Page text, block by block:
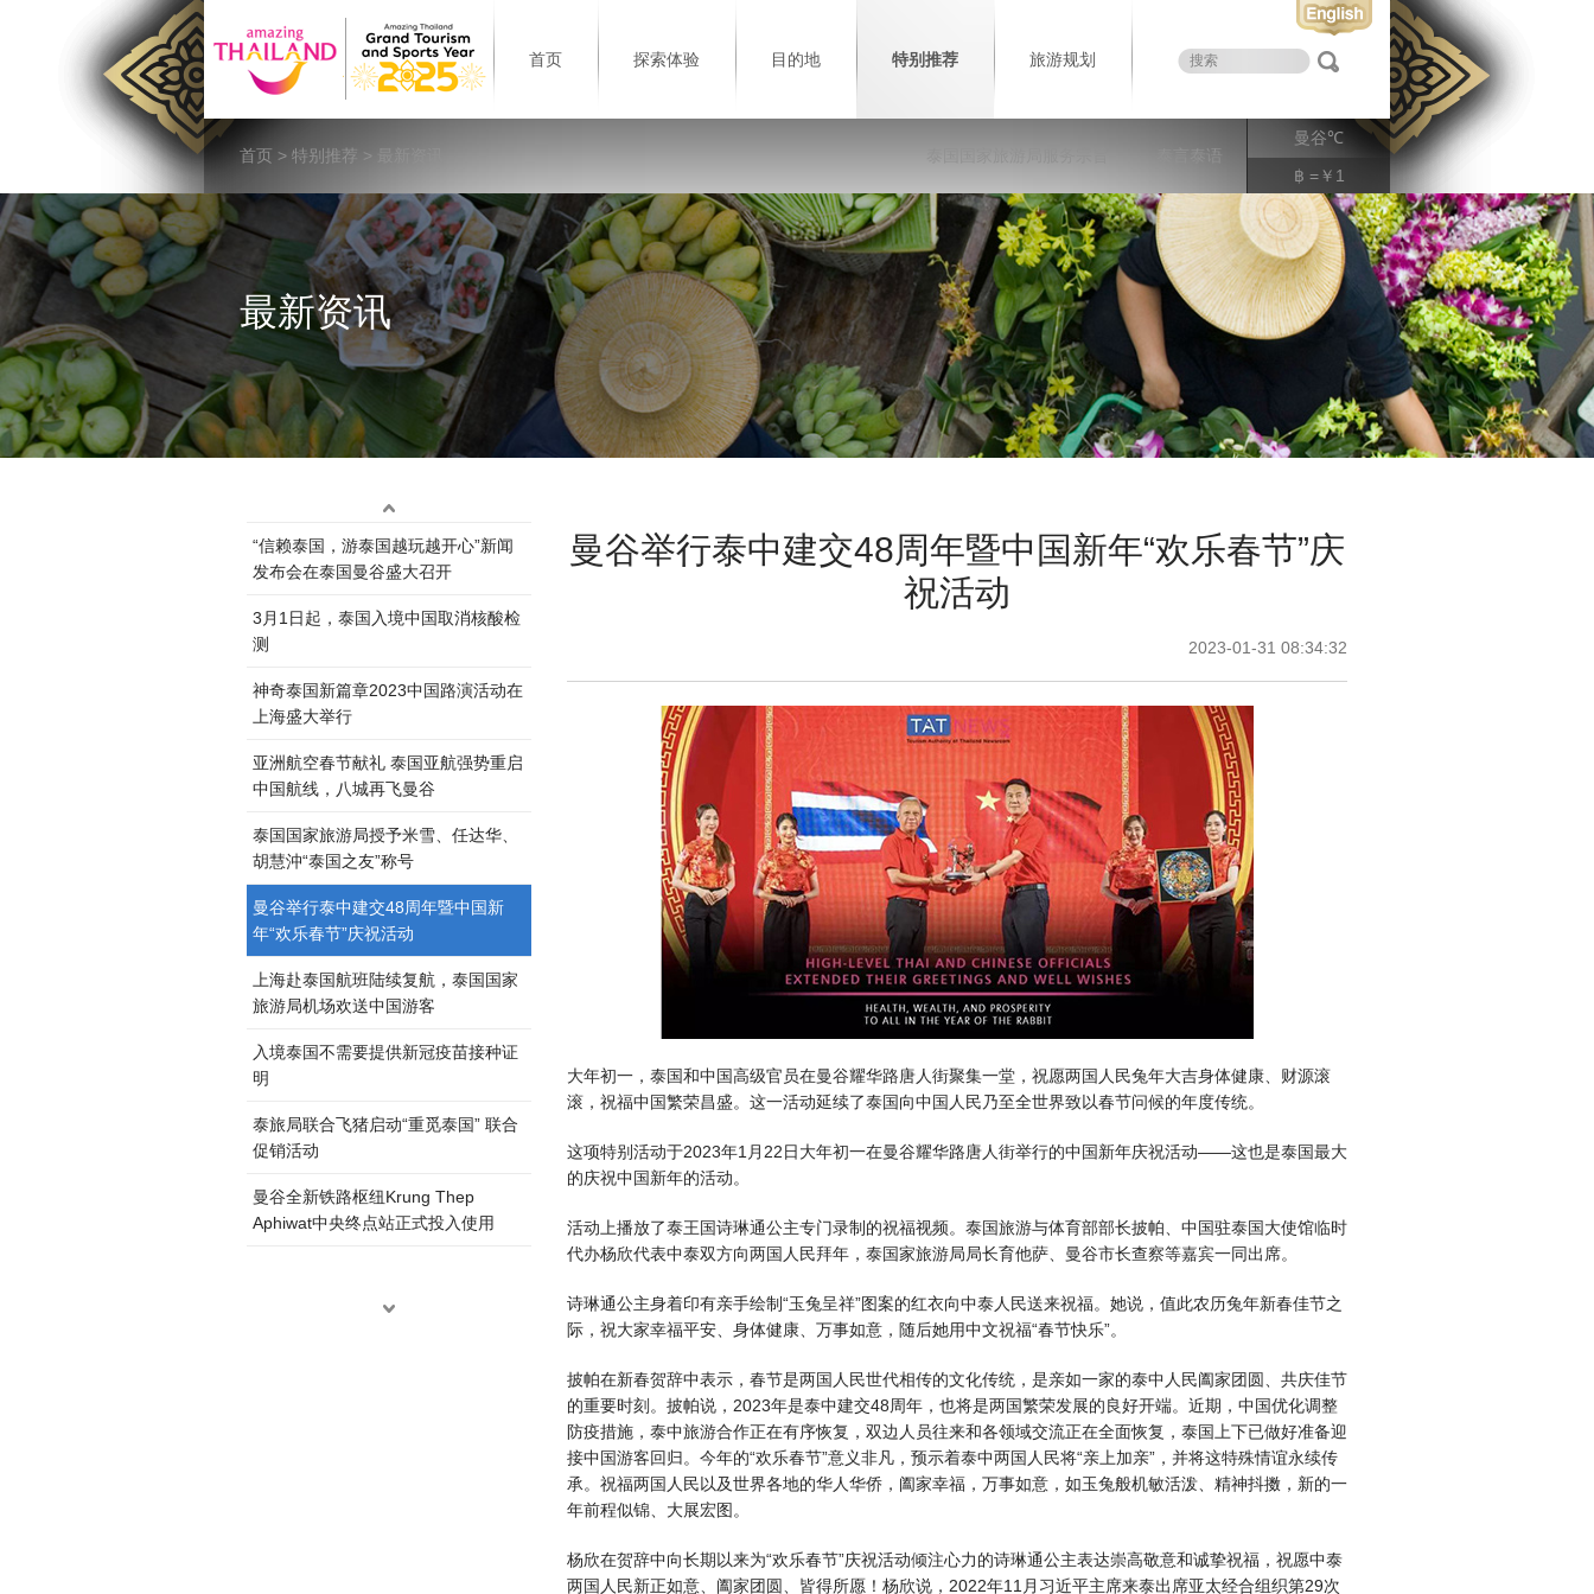
首页 探索体验 目的地 特别推荐 旅游规划
曼谷℃
฿ =￥1
首页 > 特别推荐 > 最新资讯
最新资讯
“信赖泰国，游泰国越玩越开心”新闻
发布会在泰国曼谷盛大召开
3月1日起，泰国入境中国取消核酸检
测
神奇泰国新篇章2023中国路演活动在
上海盛大举行
亚洲航空春节献礼 泰国亚航强势重启
中国航线，八城再飞曼谷
泰国国家旅游局授予米雪、任达华、
胡慧沖“泰国之友”称号
曼谷举行泰中建交48周年暨中国新
年“欢乐春节”庆祝活动
上海赴泰国航班陆续复航，泰国国家
旅游局机场欢送中国游客
入境泰国不需要提供新冠疫苗接种证
明
泰旅局联合飞猪启动“重觅泰国” 联合
促销活动
曼谷全新铁路枢纽Krung Thep
Aphiwat中央终点站正式投入使用
曼谷举行泰中建交48周年暨中国新年“欢乐春节”庆
祝活动
2023-01-31 08:34:32
大年初一，泰国和中国高级官员在曼谷耀华路唐人街聚集一堂，祝愿两国人民兔年大吉身体健康、财源滚
滚，祝福中国繁荣昌盛。这一活动延续了泰国向中国人民乃至全世界致以春节问候的年度传统。
这项特别活动于2023年1月22日大年初一在曼谷耀华路唐人街举行的中国新年庆祝活动——这也是泰国最大
的庆祝中国新年的活动。
活动上播放了泰王国诗琳通公主专门录制的祝福视频。泰国旅游与体育部部长披帕、中国驻泰国大使馆临时
代办杨欣代表中泰双方向两国人民拜年，泰国家旅游局局长育他萨、曼谷市长查察等嘉宾一同出席。
诗琳通公主身着印有亲手绘制“玉兔呈祥”图案的红衣向中泰人民送来祝福。她说，值此农历兔年新春佳节之
际，祝大家幸福平安、身体健康、万事如意，随后她用中文祝福“春节快乐”。
披帕在新春贺辞中表示，春节是两国人民世代相传的文化传统，是亲如一家的泰中人民阖家团圆、共庆佳节
的重要时刻。披帕说，2023年是泰中建交48周年，也将是两国繁荣发展的良好开端。近期，中国优化调整
防疫措施，泰中旅游合作正在有序恢复，双边人员往来和各领域交流正在全面恢复，泰国上下已做好准备迎
接中国游客回归。今年的“欢乐春节”意义非凡，预示着泰中两国人民将“亲上加亲”，并将这特殊情谊永续传
承。祝福两国人民以及世界各地的华人华侨，阖家幸福，万事如意，如玉兔般机敏活泼、精神抖擞，新的一
年前程似锦、大展宏图。
杨欣在贺辞中向长期以来为“欢乐春节”庆祝活动倾注心力的诗琳通公主表达崇高敬意和诚挚祝福，祝愿中泰
两国人民新正如意、阖家团圆、皆得所愿！杨欣说，2022年11月习近平主席来泰出席亚太经合组织第29次